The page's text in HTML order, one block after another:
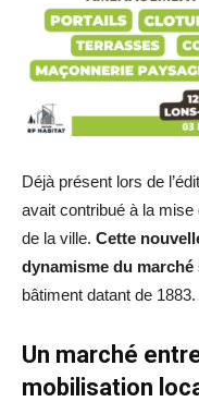
Déjà présent lors de
avait contribué à la
de la ville. Cette
dynamisme du marché
bâtiment datant de 1883.
Un marché
mobilisation